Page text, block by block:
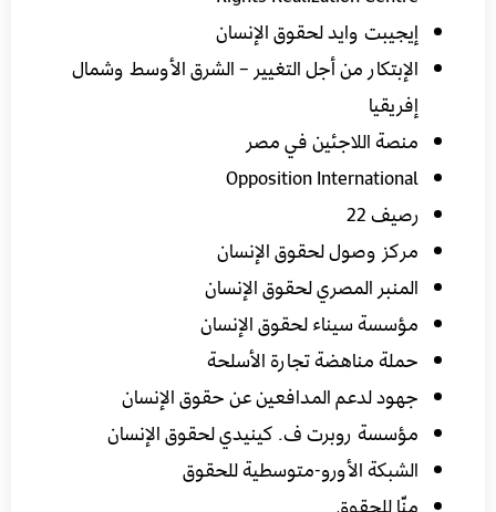
إيجيبت وايد لحقوق الإنسان
الإبتكار من أجل التغيير – الشرق الأوسط وشمال
إفريقيا
منصة اللاجئين في مصر
Opposition International
رصيف 22
مركز وصول لحقوق الإنسان
المنبر المصري لحقوق الإنسان
مؤسسة سيناء لحقوق الإنسان
حملة مناهضة تجارة الأسلحة
جهود لدعم المدافعين عن حقوق الإنسان
مؤسسة روبرت ف. كينيدي لحقوق الإنسان
الشبكة الأورو-متوسطية للحقوق